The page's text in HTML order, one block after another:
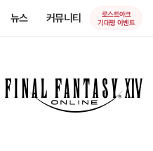
뉴스 커뮤니티
로스트아크
기대평 이벤트